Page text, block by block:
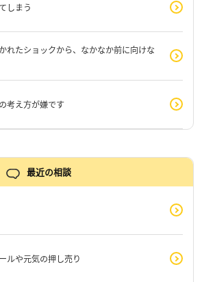
しまう
れたショックから、なかなか前に向けな
考え方が嫌です
最近の相談
ルや元気の押し売り